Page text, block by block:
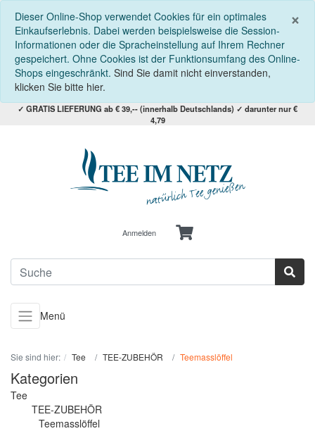
×
Dieser Online-Shop verwendet Cookies für ein optimales
Einkaufserlebnis. Dabei werden beispielsweise die Session-
Informationen oder die Spracheinstellung auf Ihrem Rechner
gespeichert. Ohne Cookies ist der Funktionsumfang des Online-
Shops eingeschränkt. Sind Sie damit nicht einverstanden,
klicken Sie bitte hier.
✓ GRATIS LIEFERUNG ab € 39,-- (innerhalb Deutschlands) ✓ darunter nur €
4,79
Anmelden
Menü
Sie sind hier: Tee TEE-ZUBEHÖR Teemasslöffel
Kategorien
Tee
TEE-ZUBEHÖR
Teemasslöffel